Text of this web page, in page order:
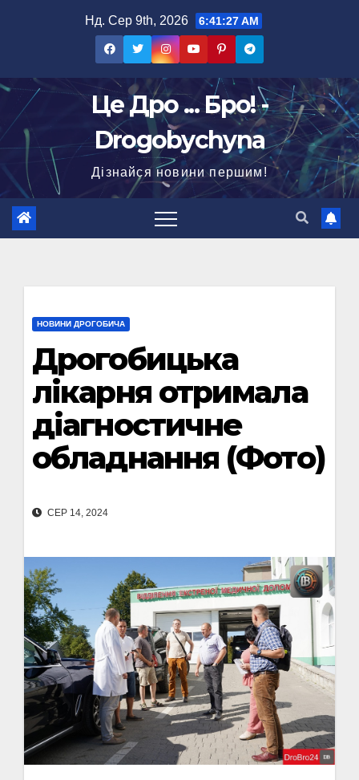
Нд. Сер 9th, 2026 6:41:28 AM
Це Дро ... Бро! -
Drogobychyna
Дізнайся новини першим!
НОВИНИ ДРОГОБИЧА
Дрогобицька
лікарня отримала
діагностичне
обладнання (Фото)
СЕР 14, 2024